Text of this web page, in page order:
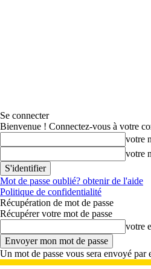
Se connecter
Bienvenue ! Connectez-vous à votre
votre
votre
Mot de passe oublié? obtenir de l'aide
Politique de confidentialité
Récupération de mot de passe
Récupérer votre mot de passe
votre
Un mot de passe vous sera envoyé par